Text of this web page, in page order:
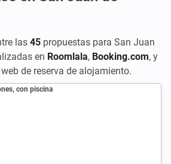
las 45 propuestas para San Juan
en Roomlala, Booking.com, y
de reserva de alojamiento.